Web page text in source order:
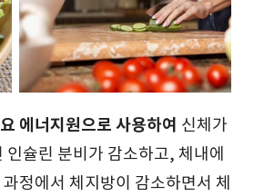
에너지원으로 사용하여 신체가
슐린 분비가 감소하고, 체내에
정에서 체지방이 감소하면서 체